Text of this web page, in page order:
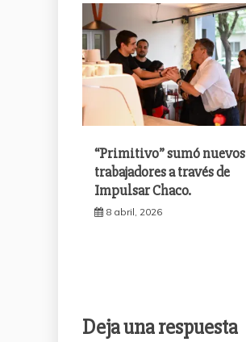
“Primitivo” sumó nuevos
trabajadores a través de
Impulsar Chaco.
8 abril, 2026
Deja una respuesta